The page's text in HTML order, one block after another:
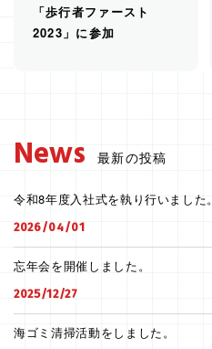
「歩行者ファースト
2023」に参加
News 最新の投稿
令和8年度入社式を執り行いました。
2026/04/01
忘年会を開催しました。
2025/12/27
海ゴミ清掃活動をしました。